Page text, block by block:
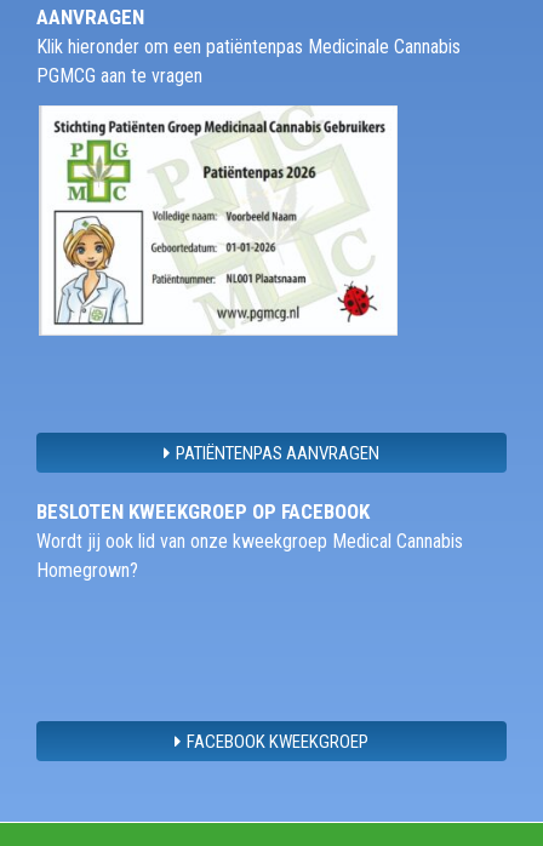
AANVRAGEN
Klik hieronder om een patiëntenpas Medicinale Cannabis
PGMCG aan te vragen
PATIËNTENPAS AANVRAGEN
BESLOTEN KWEEKGROEP OP FACEBOOK
Wordt jij ook lid van onze kweekgroep Medical Cannabis
Homegrown?
FACEBOOK KWEEKGROEP